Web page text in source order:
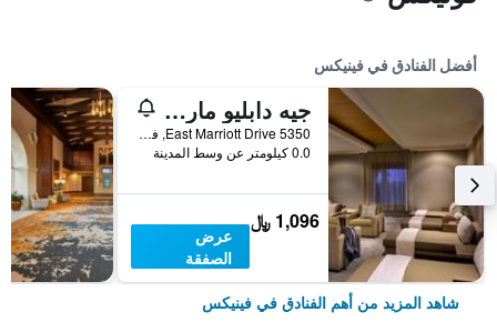
أفضل الفنادق في فينيكس
جيه دابليو ماريوت فينيكس ديزرت ريدج ريزورت آند سبا
5350 East Marriott Drive, فينيكس, AZ, الولايات المتحدة الأميريكية
0.0 كيلومتر عن وسط المدينة
1,096 ﷼
عرض
الصفقة
شاهد المزيد من أهم الفنادق في فينيكس